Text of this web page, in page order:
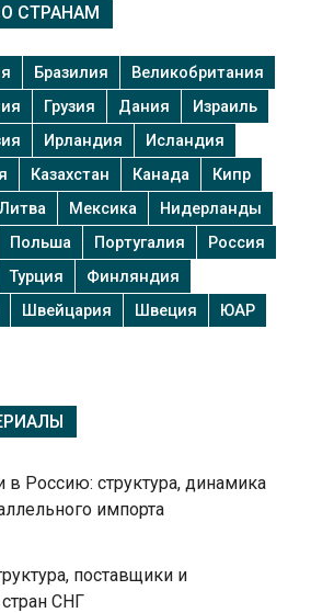
СТРАНАМ
Бразилия
Великобритания
Грузия Дания
Израиль
Ирландия
Исландия
Казахстан Канада
Кипр
Литва Мексика
Нидерланды
Польша Португалия
Россия
Турция
Финляндия
Швейцария Швеция
ЮАР
в Россию: структура, динамика
импорта
поставщики и
СНГ